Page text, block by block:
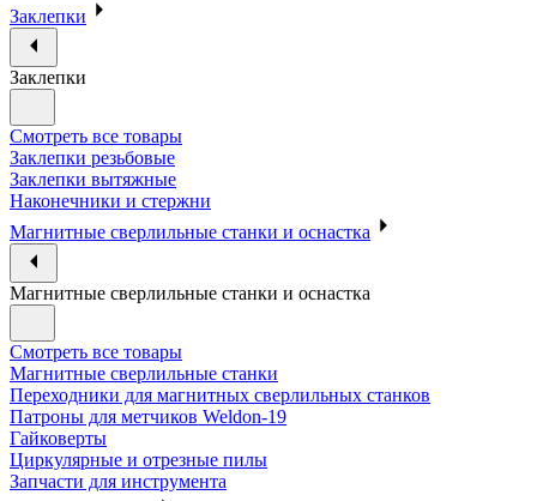
Заклепки
Заклепки
Смотреть все товары
Заклепки резьбовые
Заклепки вытяжные
Наконечники и стержни
Магнитные сверлильные станки и оснастка
Магнитные сверлильные станки и оснастка
Смотреть все товары
Магнитные сверлильные станки
Переходники для магнитных сверлильных станков
Патроны для метчиков Weldon-19
Гайковерты
Циркулярные и отрезные пилы
Запчасти для инструмента